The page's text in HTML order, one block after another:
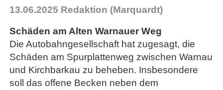
13.06.2025 Redaktion (Marquardt)
Schäden am Alten Warnauer Weg
Die Autobahngesellschaft hat zugesagt, die
Schäden am Spurplattenweg zwischen Warnau
und Kirchbarkau zu beheben. Insbesondere
soll das offene Becken neben dem